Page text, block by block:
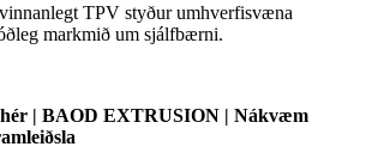
TPV styður umhverfisvæna
markmið um sjálfbærni.
| BAOD EXTRUSION | Nákvæm